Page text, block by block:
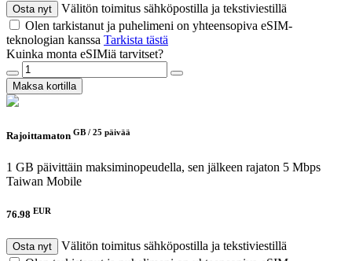
Osta nyt
Välitön toimitus sähköpostilla ja tekstiviestillä
Olen tarkistanut ja puhelimeni on yhteensopiva eSIM-
teknologian kanssa Tarkista tästä
Kuinka monta eSIMiä tarvitset?
Maksa kortilla
Rajoittamaton GB / 25 päivää
1 GB päivittäin maksiminopeudella, sen jälkeen rajaton 5 Mbps
Taiwan Mobile
76.98 EUR
Osta nyt
Välitön toimitus sähköpostilla ja tekstiviestillä